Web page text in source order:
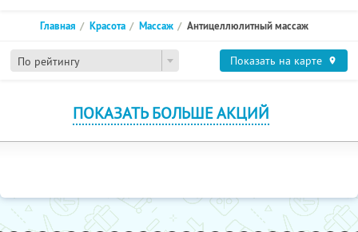
По рейтингу
Главная Красота Массаж Антицеллюлитный массаж
Показать на карте
ПОКАЗАТЬ БОЛЬШЕ АКЦИЙ